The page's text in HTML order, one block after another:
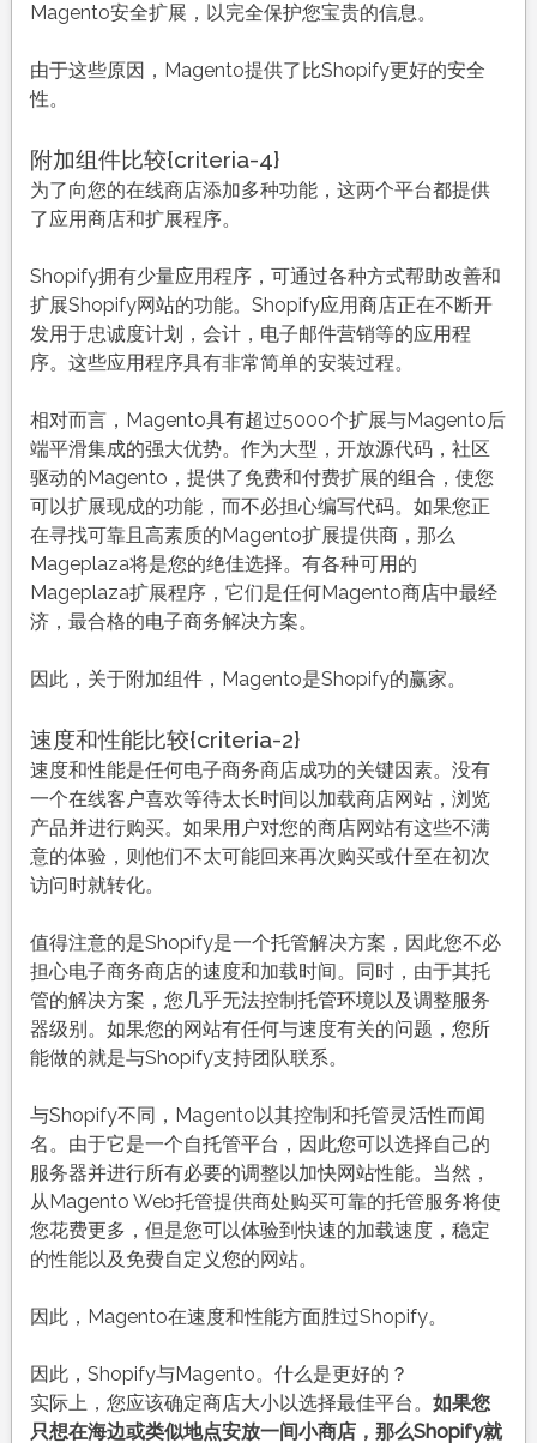
Magento安全扩展，以完全保护您宝贵的信息。
由于这些原因，Magento提供了比Shopify更好的安全
性。
附加组件比较{criteria-4}
为了向您的在线商店添加多种功能，这两个平台都提供
了应用商店和扩展程序。
Shopify拥有少量应用程序，可通过各种方式帮助改善和
扩展Shopify网站的功能。Shopify应用商店正在不断开
发用于忠诚度计划，会计，电子邮件营销等的应用程
序。这些应用程序具有非常简单的安装过程。
相对而言，Magento具有超过5000个扩展与Magento后
端平滑集成的强大优势。作为大型，开放源代码，社区
驱动的Magento，提供了免费和付费扩展的组合，使您
可以扩展现成的功能，而不必担心编写代码。如果您正
在寻找可靠且高素质的Magento扩展提供商，那么
Mageplaza将是您的绝佳选择。有各种可用的
Mageplaza扩展程序，它们是任何Magento商店中最经
济，最合格的电子商务解决方案。
因此，关于附加组件，Magento是Shopify的赢家。
速度和性能比较{criteria-2}
速度和性能是任何电子商务商店成功的关键因素。没有
一个在线客户喜欢等待太长时间以加载商店网站，浏览
产品并进行购买。如果用户对您的商店网站有这些不满
意的体验，则他们不太可能回来再次购买或什至在初次
访问时就转化。
值得注意的是Shopify是一个托管解决方案，因此您不必
担心电子商务商店的速度和加载时间。同时，由于其托
管的解决方案，您几乎无法控制托管环境以及调整服务
器级别。如果您的网站有任何与速度有关的问题，您所
能做的就是与Shopify支持团队联系。
与Shopify不同，Magento以其控制和托管灵活性而闻
名。由于它是一个自托管平台，因此您可以选择自己的
服务器并进行所有必要的调整以加快网站性能。当然，
从Magento Web托管提供商处购买可靠的托管服务将使
您花费更多，但是您可以体验到快速的加载速度，稳定
的性能以及免费自定义您的网站。
因此，Magento在速度和性能方面胜过Shopify。
因此，Shopify与Magento。什么是更好的？
实际上，您应该确定商店大小以选择最佳平台。 如果您
只想在海边或类似地点安放一间小商店，那么Shopify就